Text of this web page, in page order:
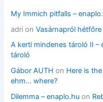
My Immich pitfalls –
adri onVasárnapról hétfőre
A kerti mindenes tároló II –
tároló
Gábor AUTH on Here is
ehm… where?
Dilemma – enaplo.hu on